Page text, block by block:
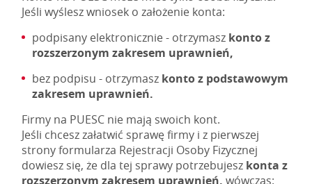
Jeśli wyślesz wniosek o założenie konta:
podpisany elektronicznie - otrzymasz konto z
rozszerzonym zakresem uprawnień,
bez podpisu - otrzymasz konto z podstawowym
zakresem uprawnień.
Firmy na PUESC nie mają swoich kont.
Jeśli chcesz załatwić sprawę firmy i z pierwszej
strony formularza Rejestracji Osoby Fizycznej
dowiesz się, że dla tej sprawy potrzebujesz konta z
rozszerzonym zakresem uprawnień, wówczas: